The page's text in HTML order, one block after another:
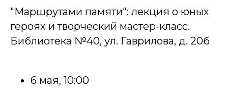
"Маршрутами памяти": лекция о юных
героях и творческий мастер-класс.
Библиотека №40, ул. Гаврилова, д. 20б
6 мая, 10:00